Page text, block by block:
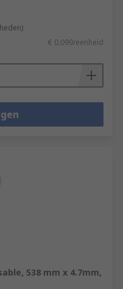
€ 0,099/eenheid
538 mm x 4.7mm,